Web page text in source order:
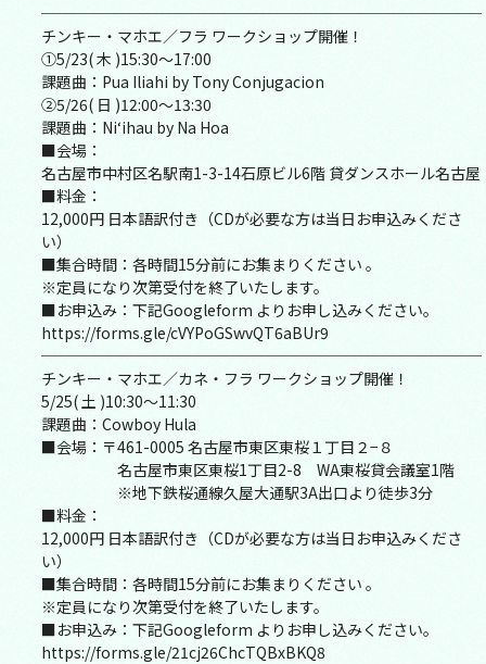
─────────────────────────────
チンキー・マホエ／フラ ワークショップ開催！
①5/23( 木 )15:30～17:00
課題曲：Pua Iliahi by Tony Conjugacion
②5/26( 日 )12:00～13:30
課題曲：Ni‘ihau by Na Hoa
■会場：
名古屋市中村区名駅南1-3-14石原ビル6階 貸ダンスホール名古屋
■料金：
12,000円 日本語訳付き（CDが必要な方は当日お申込みくださ
い）
■集合時間：各時間15分前にお集まりください 。
※定員になり次第受付を終了いたします。
■お申込み：下記Googleform よりお申し込みください。
https://forms.gle/cVYPoGSwvQT6aBUr9
─────────────────────────────
チンキー・マホエ／カネ・フラ ワークショップ開催！
5/25( 土 )10:30～11:30
課題曲：Cowboy Hula
■会場：〒461-0005 名古屋市東区東桜１丁目２−８
名古屋市東区東桜1丁目2-8 WA東桜貸会議室1階
※地下鉄桜通線久屋大通駅3A出口より徒歩3分
■料金：
12,000円 日本語訳付き（CDが必要な方は当日お申込みくださ
い）
■集合時間：各時間15分前にお集まりください 。
※定員になり次第受付を終了いたします。
■お申込み：下記Googleform よりお申し込みください。
https://forms.gle/21cj26ChcTQBxBKQ8